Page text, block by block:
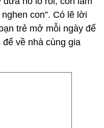
con”. Có lẽ lời
trẻ mở mỗi ngày để
về nhà cùng gia